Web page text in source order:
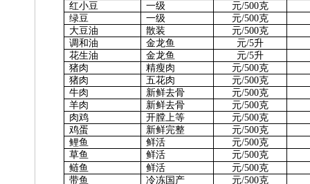
红小豆
一级 元/500克
绿豆 一级 元/500克
大豆油
散装 元/500克
调和油
金龙鱼 元/5升
花生油
金龙鱼 元/5升
猪肉 精瘦肉 元/500克
猪肉 五花肉 元/500克
牛肉 新鲜去骨 元/500克
羊肉 新鲜去骨 元/500克
肉鸡 开膛上等 元/500克
鸡蛋 新鲜完整 元/500克
鲤鱼 鲜活 元/500克
草鱼 鲜活 元/500克
鲢鱼 鲜活 元/500克
带鱼 冷冻国产 元/500克